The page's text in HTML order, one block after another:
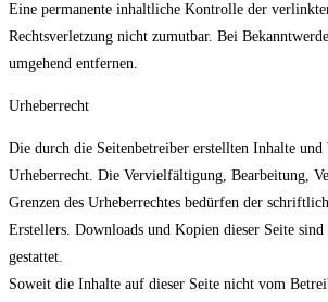
Eine permanente inhaltliche Kontrolle der
Rechtsverletzung nicht zumutbar. Bei
umgehend entfernen.
Urheberrecht
Die durch die Seitenbetreiber erstellten Inhalte
Urheberrecht. Die Vervielfältigung, Bearbeitung,
Grenzen des Urheberrechtes bedürfen der
Erstellers. Downloads und Kopien dieser Seite
gestattet.
Soweit die Inhalte auf dieser Seite nicht vom